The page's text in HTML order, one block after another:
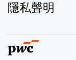
隱私聲明